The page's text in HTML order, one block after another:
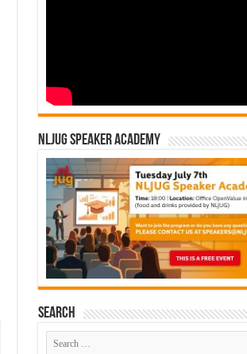
NLJUG Speaker Academy
Search